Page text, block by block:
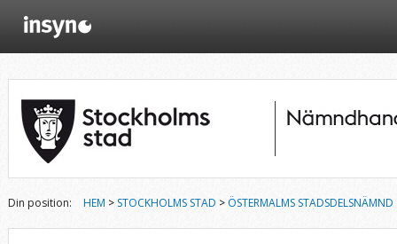
Din position: HEM > STOCKHOLMS STAD >ÖSTERMALMS STADSDELSNÄMND